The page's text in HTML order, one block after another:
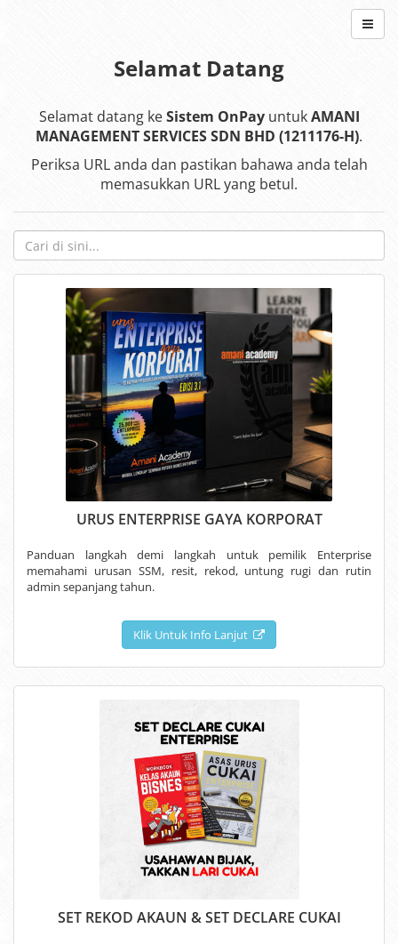
Selamat Datang
Selamat datang keSistem OnPayuntukAMANI
MANAGEMENT SERVICES SDN BHD (1211176-H).
Periksa URL anda dan pastikan bahawa anda telah
memasukkan URL yang betul.
URUS ENTERPRISE GAYA KORPORAT
Panduan langkah demi langkah untuk pemilik Enterprise
memahami urusan SSM, resit, rekod, untung rugi dan rutin
admin sepanjang tahun.
Klik Untuk Info Lanjut
SET REKOD AKAUN & SET DECLARE CUKAI